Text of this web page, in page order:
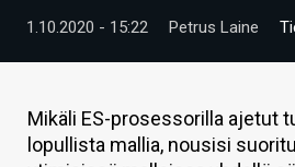
VIDEOT
TECHBBS
TIETOA
HINTA.FI
1.10.2020 - 15:22 Petrus Laine
Mikäli ES-prosessorilla ajetut
lopullista mallia, nousisi